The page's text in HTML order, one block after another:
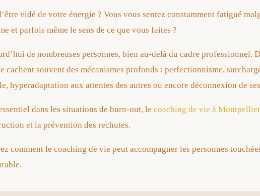
vidé de votre énergie ? Vous vous sentez constamment fatigué
et parfois même le sens de ce que vous faites ?
de nombreuses personnes, bien au-delà du cadre professionnel.
cachent souvent des mécanismes profonds : perfectionnisme,
hyperadaptation aux attentes des autres ou encore déconnexion de
dans les situations de burn-out, lecoaching de vie à Montpellier
et la prévention des rechutes.
comment le coaching de vie peut accompagner les personnes